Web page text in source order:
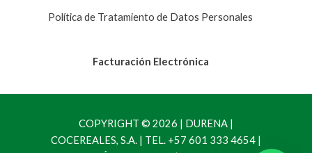
Política de Tratamiento de Datos Personales
Facturación Electrónica
COPYRIGHT © 2026 | DURENA |
COCEREALES, S.A. | TEL. +57 601 333 4654 |